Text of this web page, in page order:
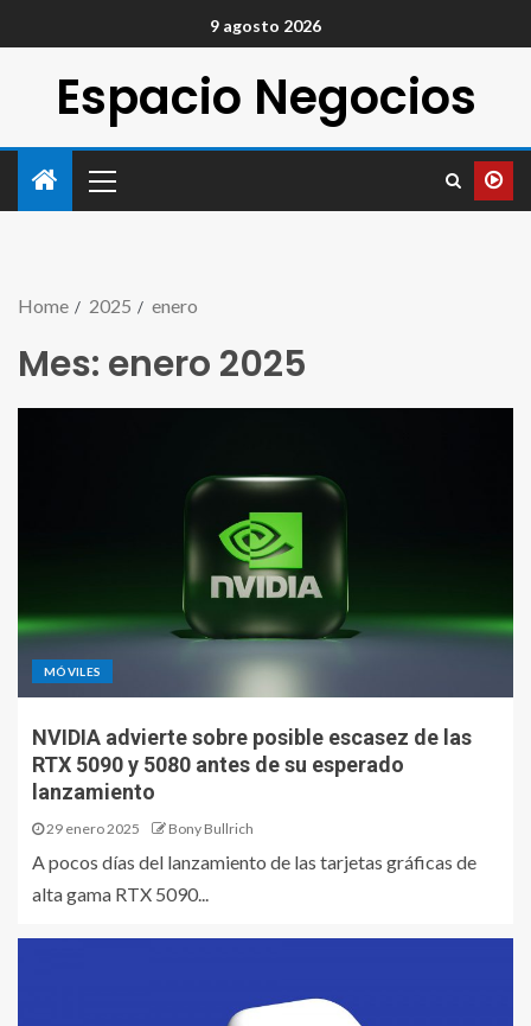
9 agosto 2026
Espacio Negocios
Home 2025 enero
Mes: enero 2025
MÓVILES
NVIDIA advierte sobre posible escasez de las
RTX 5090 y 5080 antes de su esperado
lanzamiento
29 enero 2025 Bony Bullrich
A pocos días del lanzamiento de las tarjetas gráficas de
alta gama RTX 5090...